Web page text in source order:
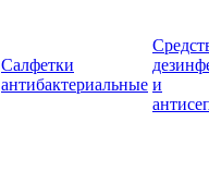
Салфетки
антибактериальные и